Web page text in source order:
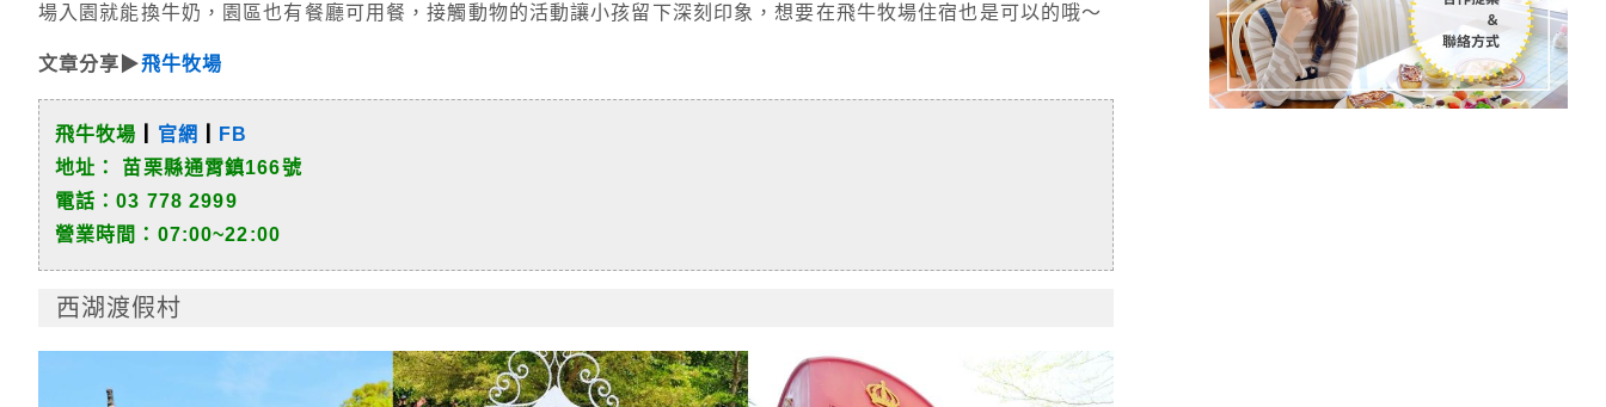
場入園就能換牛奶，園區也有餐廳可用餐，接觸動物的活動讓小孩留下深刻印象，想要在飛牛牧場住宿也是可以的哦～
文章分享▶飛牛牧場
飛牛牧場 官網
FB
地址：
苗栗縣通霄鎮166號
電話：03 778 2999
營業時間：07:00~22:00
西湖渡假村